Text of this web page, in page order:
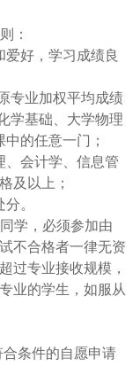
：
爱好，学习成绩良
专业加权平均成绩
学基础、大学物理
的任意一门；
、会计学、信息管
及以上；
。
学，必须参加由
不合格者一律无资
过专业接收规模，
业的学生，如服从
合条件的自愿申请